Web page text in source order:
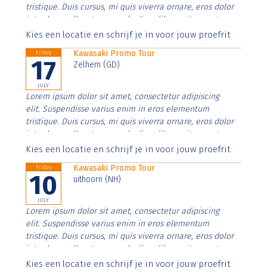
tristique. Duis cursus, mi quis viverra ornare, eros dolor
interdum nulla, ut commodo diam libero vitae erat.
Aenean faucibus nibh et justo cursus id rutrum lorem
Kies een locatie en schrijf je in voor jouw proefrit
Friday
17
JULY
Kawasaki Promo Tour
Zelhem (GD)
Lorem ipsum dolor sit amet, consectetur adipiscing
elit. Suspendisse varius enim in eros elementum
tristique. Duis cursus, mi quis viverra ornare, eros dolor
interdum nulla, ut commodo diam libero vitae erat.
Aenean faucibus nibh et justo cursus id rutrum lorem
Kies een locatie en schrijf je in voor jouw proefrit
Friday
10
JULY
Kawasaki Promo Tour
uithoorn (NH)
Lorem ipsum dolor sit amet, consectetur adipiscing
elit. Suspendisse varius enim in eros elementum
tristique. Duis cursus, mi quis viverra ornare, eros dolor
interdum nulla, ut commodo diam libero vitae erat.
Aenean faucibus nibh et justo cursus id rutrum lorem
Kies een locatie en schrijf je in voor jouw proefrit